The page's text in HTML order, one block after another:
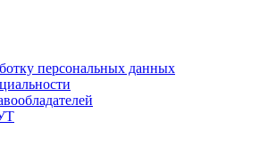
персональных данных